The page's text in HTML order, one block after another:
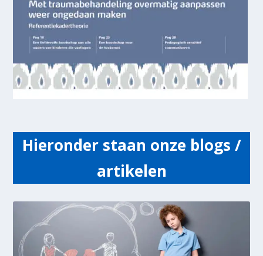
Hieronder staan onze blogs /
artikelen